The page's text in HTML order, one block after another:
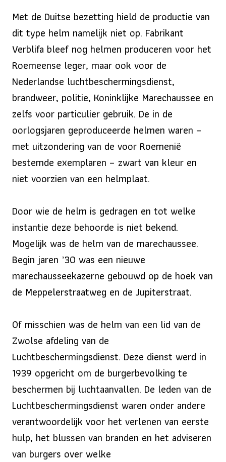
Met de Duitse bezetting hield de productie van
dit type helm namelijk niet op. Fabrikant
Verblifa bleef nog helmen produceren voor het
Roemeense leger, maar ook voor de
Nederlandse luchtbeschermingsdienst,
brandweer, politie, Koninklijke Marechaussee en
zelfs voor particulier gebruik. De in de
oorlogsjaren geproduceerde helmen waren –
met uitzondering van de voor Roemenië
bestemde exemplaren – zwart van kleur en
niet voorzien van een helmplaat.
Door wie de helm is gedragen en tot welke
instantie deze behoorde is niet bekend.
Mogelijk was de helm van de marechaussee.
Begin jaren ’30 was een nieuwe
marechausseekazerne gebouwd op de hoek van
de Meppelerstraatweg en de Jupiterstraat.
Of misschien was de helm van een lid van de
Zwolse afdeling van de
Luchtbeschermingsdienst. Deze dienst werd in
1939 opgericht om de burgerbevolking te
beschermen bij luchtaanvallen. De leden van de
Luchtbeschermingsdienst waren onder andere
verantwoordelijk voor het verlenen van eerste
hulp, het blussen van branden en het adviseren
van burgers over welke